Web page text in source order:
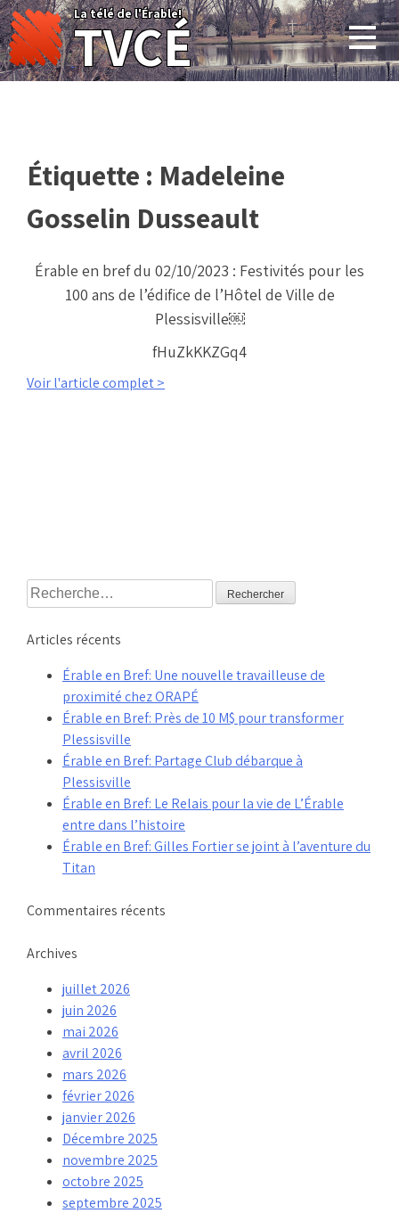
Skip
to
content
La télé de l'Érable!
TVCÉ
Étiquette : Madeleine
Gosselin Dusseault
Érable en bref du 02/10/2023 : Festivités pour les
100 ans de l’édifice de l’Hôtel de Ville de
Plessisville￼
fHuZkKKZGq4
Voir l'article complet >
Rechercher :
Articles récents
Érable en Bref: Une nouvelle travailleuse de
proximité chez ORAPÉ
Érable en Bref: Près de 10 M$ pour transformer
Plessisville
Érable en Bref: Partage Club débarque à
Plessisville
Érable en Bref: Le Relais pour la vie de L’Érable
entre dans l’histoire
Érable en Bref: Gilles Fortier se joint à l’aventure du
Titan
Commentaires récents
Archives
juillet 2026
juin 2026
mai 2026
avril 2026
mars 2026
février 2026
janvier 2026
Décembre 2025
novembre 2025
octobre 2025
septembre 2025